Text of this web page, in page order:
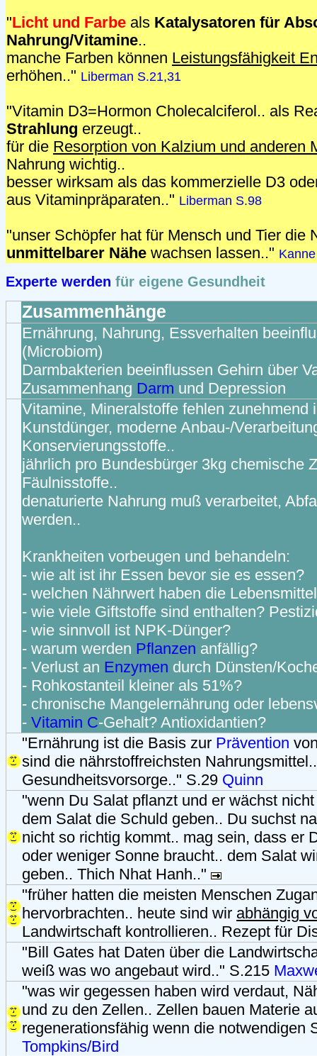
"Licht und Farbe als Katalysatoren für
Nahrung/Vitamine..
manche Farben können Leistungsfähigkeit
erhöhen.." Liberman S.21,31
"Vitamin D3=Hormon Cholecalciferol.. als
Strahlung erzeugt..
für die Resorption von Kalzium und anderen
Nahrung wichtig..
besser wirksam als das kommerzielle D3
aus Vitaminpräparaten.." Liberman S.98
"unser Schöpfer hat für Mensch und Tier die
unmittelbarer Nähe wachsen lassen.." Kanne
Experte werden für eigene Gesundheit
Zusammenhänge
Ernährung, Nahrung, Essverhalten
(Microbiom)
Darmbakterien beeinflussen Gehirn über
Zusammenhang Darm und Depression
Vitamine, Mineralstoffe fehlen zunehmend
Kunstdünger, moderne Anbau-/
Konservierungsstoffe..
jährlich pro Bundesbürger 3kg chemische
Fäulnisstoffe..
denaturierte Nahrung muß verarbeitet,
werden..
Krankheiten vorbeugen und behandeln:
- wie alt ist ihr Essen bevor sie es essen?
- welchen Nährwert haben die
- wie viele Giftstoffe sind enthalten?
- wie sinnvoll ist NPK-Dünger?
- warum werden Pflanzen anfällig?
- Verlust an Enzymen durch Dünsten/
- Rohkostanteil kleiner als 51%?
- chronische Mangelernährung oder
- Vitamin C-Gehalt? Antioxidantien?
"Ernährung ist die Basis zur Prävention
sind die nährstoffreichsten
Gesundheitsvorsorge.." S.29 Quinn
"wenn Du Salat pflanzt und er wächst
dem Salat die Schuld geben.. Du suchst
nicht so richtig kommt.. mag sein, dass er
oder weniger Sonne braucht.. dem Salat
geben.. Thich Nhat Hanh.."
"früher hatten die meisten Menschen
hervorbrachten.. heute sind wir abhängig
Landwirtschaft kontrollieren.. Rezept für
"Bill Gates hat Daten über die
weiß was wo angebaut wird.." S.215
"was wir gegessen haben wird verdaut,
und zu den Zellen.. Zellen bauen Materie
regenerationsfähig wenn die notwendigen
Tompkins/Bird